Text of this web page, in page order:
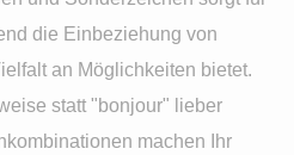
die Einbeziehung von
an Möglichkeiten bietet.
statt "bonjour" lieber
machen Ihr